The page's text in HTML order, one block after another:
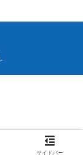
サイドバー